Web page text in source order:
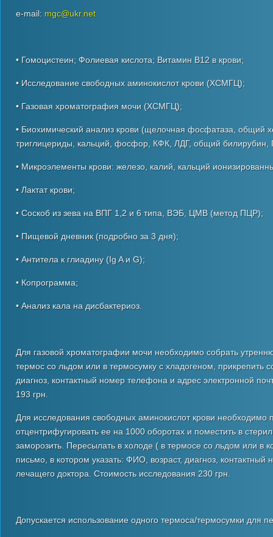
e-mail: mgc@ukr.net
• Гомоцистеин; Фолиевая кислота; Витамин В12 в крови;
• Исследование свободных аминокислот крови (ХСМГЦ);
• Газовая хроматография мочи (ХСМГЦ);
• Биохимический анализ крови (щелочная фосфатаза, общий
триглицериды, кальций, фосфор, КФК, ЛДГ, общий билирубин,
• Микроэлементы крови: железо, калий, кальций
• Лактат крови;
• Соскоб из зева на ВПГ 1,2 и 6 типа, ВЭБ, ЦМВ (метод ПЦР);
• Пищевой дневник (подробно за 3 дня);
• Антитела к глиадину (Ig A и G);
• Копрограмма;
• Анализ кала на дисбактериоз.
Для газовой хроматографии мочи необходимо собрать
термос со льдом или в термосумку с хладогеном, прикрепить
диагноз, контактный номер телефона и адрес электронной
193 грн.
Для исследования свободных аминокислот крови необходимо
отцентрифугировать ее на 1000 оборотах и поместить в
заморозить. Пересылать в холоде ( в термосе со льдом или в
письмо, в котором указать: ФИО, возраст, диагноз,
лечащего доктора. Стоимость исследования 230 грн.
Допускается использование одного термоса/термосумки для